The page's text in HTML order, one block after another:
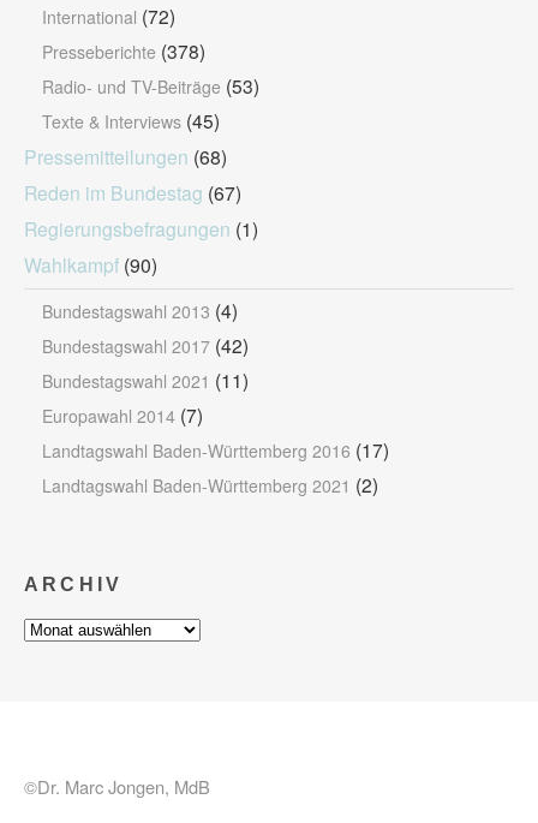
International (72)
Presseberichte (378)
Radio- und TV-Beiträge (53)
Texte & Interviews (45)
Pressemitteilungen (68)
Reden im Bundestag (67)
Regierungsbefragungen (1)
Wahlkampf (90)
Bundestagswahl 2013 (4)
Bundestagswahl 2017 (42)
Bundestagswahl 2021 (11)
Europawahl 2014 (7)
Landtagswahl Baden-Württemberg 2016 (17)
Landtagswahl Baden-Württemberg 2021 (2)
ARCHIV
Archiv
©Dr. Marc Jongen, MdB